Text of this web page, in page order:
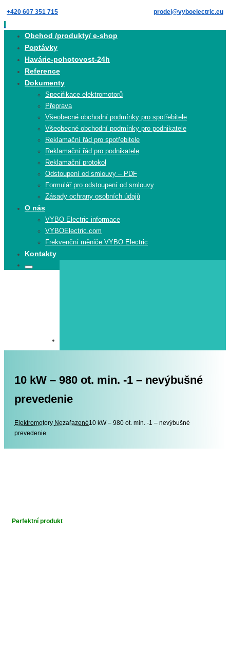
Skip
to
content
+420 607 351 715 prodej@vyboelectric.eu
Obchod /produkty/ e-shop
Poptávky
Havárie-pohotovost-24h
Reference
Dokumenty
Specifikace elektromotorů
Přeprava
Všeobecné obchodní podmínky pro spotřebitele
Všeobecné obchodní podmínky pro podnikatele
Reklamační řád pro spotřebitele
Reklamační řád pro podnikatele
Reklamační protokol
Odstoupení od smlouvy – PDF
Formulář pro odstoupení od smlouvy
Zásady ochrany osobních údajů
O nás
VYBO Electric informace
VYBOElectric.com
Frekvenční měniče VYBO Electric
Kontakty
Search
Search
10 kW – 980 ot. min. -1 – nevýbušné
prevedenie
Elektromotory Elektromotory
Nezařazené10 kW – 980 ot. min. -1 – nevýbušné
prevedenie
Perfektní produkt